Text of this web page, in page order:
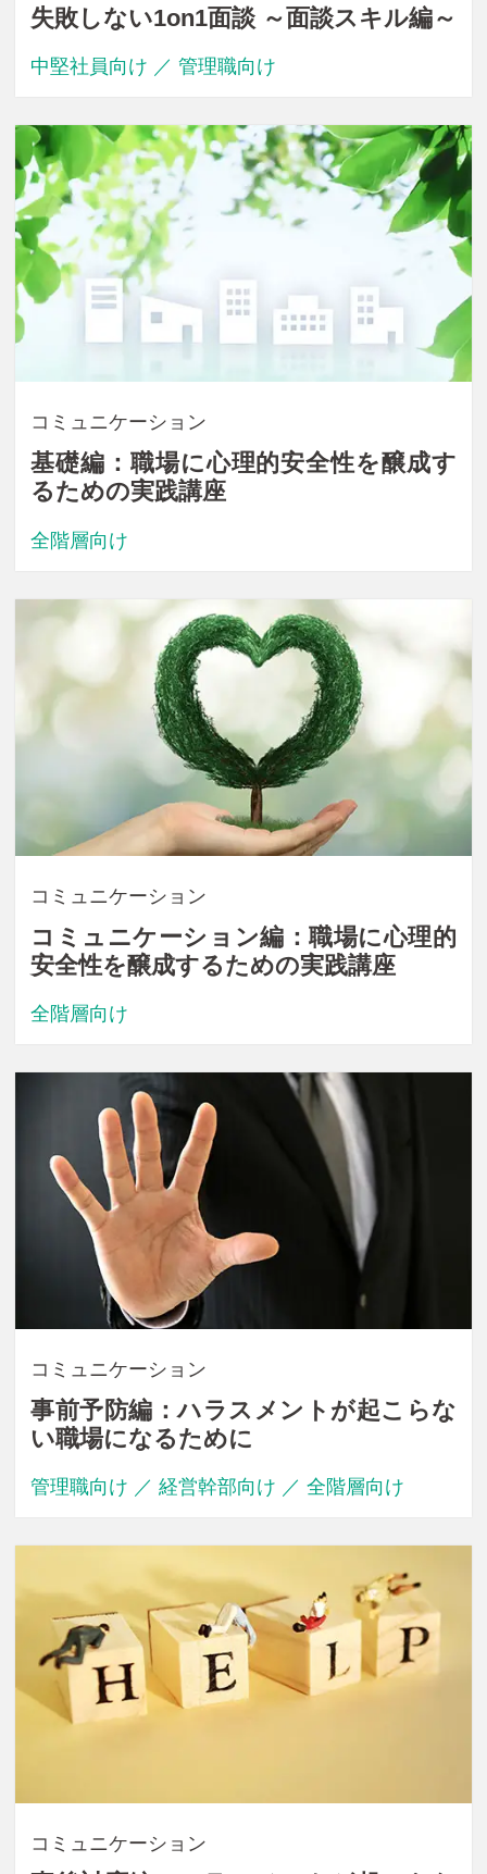
失敗しない1on1面談 ～面談スキル編～
中堅社員向け ／ 管理職向け
コミュニケーション
基礎編：職場に心理的安全性を醸成す
るための実践講座
全階層向け
コミュニケーション
コミュニケーション編：職場に心理的
安全性を醸成するための実践講座
全階層向け
コミュニケーション
事前予防編：ハラスメントが起こらな
い職場になるために
管理職向け ／ 経営幹部向け ／ 全階層向け
コミュニケーション